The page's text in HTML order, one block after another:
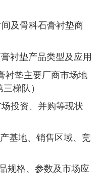
及骨科石膏衬垫商
衬垫产品类型及应用
衬垫主要厂商市场地
梯队）
投资、并购等现状
基地、销售区域、竞
规格、参数及市场应